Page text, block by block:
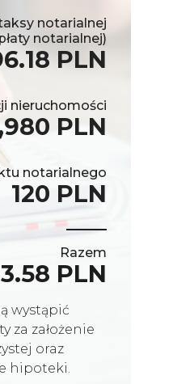
notarialnej
notarialnej)
PLN
nieruchomości
PLN
notarialnego
120 PLN
Razem
PLN
wystąpić
za założenie
oraz
hipoteki.